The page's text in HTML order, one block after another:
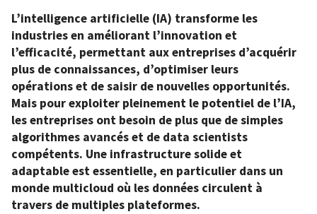
L’intelligence artificielle (IA) transforme les
industries en améliorant l’innovation et
l’efficacité, permettant aux entreprises d’acquérir
plus de connaissances, d’optimiser leurs
opérations et de saisir de nouvelles opportunités.
Mais pour exploiter pleinement le potentiel de l’IA,
les entreprises ont besoin de plus que de simples
algorithmes avancés et de data scientists
compétents. Une infrastructure solide et
adaptable est essentielle, en particulier dans un
monde multicloud où les données circulent à
travers de multiples plateformes.